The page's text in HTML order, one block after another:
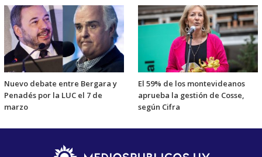
Nuevo debate entre Bergara y
Penadés por la LUC el 7 de
marzo
El 59% de los montevideanos
aprueba la gestión de Cosse,
según Cifra